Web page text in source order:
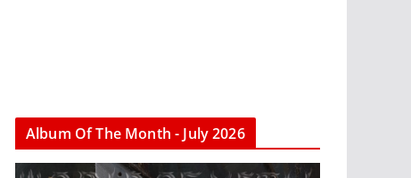
Album Of The Month - July 2026